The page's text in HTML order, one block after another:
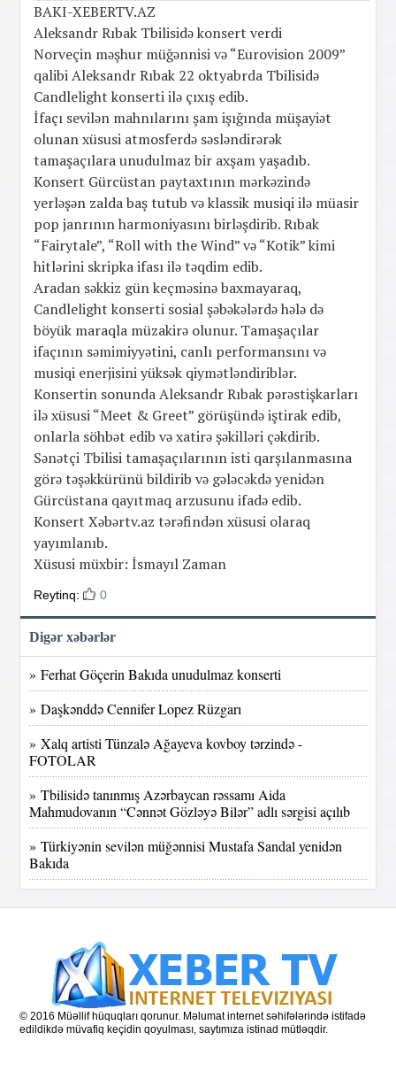
BAKI-XEBERTV.AZ
Aleksandr Rıbak Tbilisidə konsert verdi
Norveçin məşhur müğənnisi və “Eurovision 2009”
qalibi Aleksandr Rıbak 22 oktyabrda Tbilisidə
Candlelight konserti ilə çıxış edib.
İfaçı sevilən mahnılarını şam işığında müşayiət
olunan xüsusi atmosferdə səsləndirərək
tamaşaçılara unudulmaz bir axşam yaşadıb.
Konsert Gürcüstan paytaxtının mərkəzində
yerləşən zalda baş tutub və klassik musiqi ilə müasir
pop janrının harmoniyasını birləşdirib. Rıbak
“Fairytale”, “Roll with the Wind” və “Kotik” kimi
hitlərini skripka ifası ilə təqdim edib.
Aradan səkkiz gün keçməsinə baxmayaraq,
Candlelight konserti sosial şəbəkələrdə hələ də
böyük maraqla müzakirə olunur. Tamaşaçılar
ifaçının səmimiyyətini, canlı performansını və
musiqi enerjisini yüksək qiymətləndiriblər.
Konsertin sonunda Aleksandr Rıbak pərəstişkarları
ilə xüsusi “Meet & Greet” görüşündə iştirak edib,
onlarla söhbət edib və xatirə şəkilləri çəkdirib.
Sənətçi Tbilisi tamaşaçılarının isti qarşılanmasına
görə təşəkkürünü bildirib və gələcəkdə yenidən
Gürcüstana qayıtmaq arzusunu ifadə edib.
Konsert Xəbərtv.az tərəfindən xüsusi olaraq
yayımlanıb.
Xüsusi müxbir: İsmayıl Zaman
Reytinq: 0
Digər xəbərlər
» Ferhat Göçerin Bakıda unudulmaz konserti
» Daşkənddə Cennifer Lopez Rüzgarı
» Xalq artisti Tünzalə Ağayeva kovboy tərzində -
FOTOLAR
» Tbilisidə tanınmış Azərbaycan rəssamı Aida
Mahmudovanın “Cənnət Gözləyə Bilər” adlı sərgisi açılıb
» Türkiyənin sevilən müğənnisi Mustafa Sandal yenidən
Bakıda
© 2016 Müəllif hüquqları qorunur. Məlumat internet səhifələrində istifadə
edildikdə müvafiq keçidin qoyulması, saytımıza istinad mütləqdir.